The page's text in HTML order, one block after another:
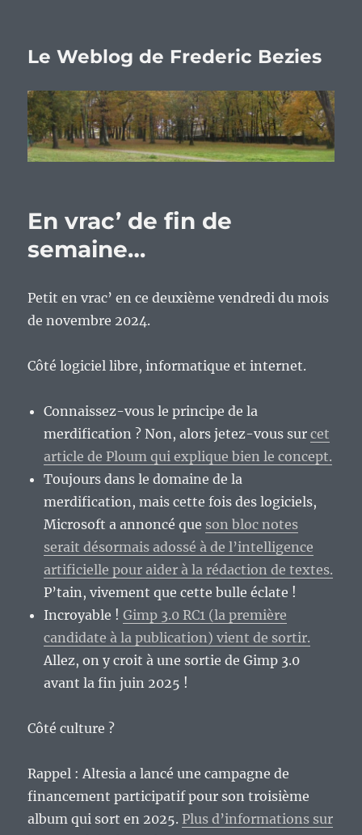
Le Weblog de Frederic Bezies
En vrac’ de fin de
semaine…
Petit en vrac’ en ce deuxième vendredi du mois
de novembre 2024.
Côté logiciel libre, informatique et internet.
Connaissez-vous le principe de la
merdification ? Non, alors jetez-vous surcet
article de Ploum qui explique bien le concept.
Toujours dans le domaine de la
merdification, mais cette fois des logiciels,
Microsoft a annoncé que son bloc notes
serait désormais adossé à de l’intelligence
artificielle pour aider à la rédaction de textes.
P’tain, vivement que cette bulle éclate !
Incroyable !Gimp 3.0 RC1 (la première
candidate à la publication) vient de sortir.
Allez, on y croit à une sortie de Gimp 3.0
avant la fin juin 2025 !
Côté culture ?
Rappel : Altesia a lancé une campagne de
financement participatif pour son troisième
album qui sort en 2025. Plus d’informations sur